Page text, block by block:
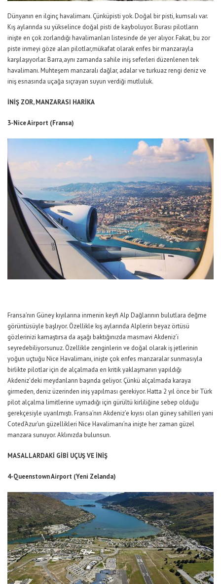
Dünyanın en ilginç havalimanı. Çünküpisti yok. Doğal bir pisti, kumsalı var.
Kış aylarında su yükselince doğal pisti de kayboluyor. Burası pilotların
inişte en çok zorlandığı havalimanları listesinde de yer alıyor. Fakat, bu zor
piste inmeyi göze alan pilotlar,mükafat olarak enfes bir manzarayla
karşılaşıyorlar. Barra,aynı zamanda sahile iniş seferleri düzenlenen tek
havalimanı. Muhteşem manzaralı dağlar, adalar ve turkuaz rengi deniz ve
iniş esnasında uçağa sıçrayan suyun verdiği mutluluk.
İNİŞ ZOR, MANZARASI HARİKA
3-Nice Airport (Fransa)
Fransa’nın Güney kıyılarına inmenin keyfi Alp Dağlarının bulutlara değme
görüntüsüyle başlıyor. Özellikle kış aylarında Alplerin beyaz örtüsü
gözlerinizi kamaştırsa da aşağı baktığınızda masmavi Akdeniz’i
seyredebiliyorsunuz. Özellikle zenginlerin ve doğal olarak iş jetlerinin
yoğun uçtuğu Nice Havalimanı, inişte çok enfes manzaralar sunmasıyla
birlikte pilotlar için de alçalmada en kritik yaklaşmanın yapıldığı
Akdeniz’deki meydanların başında geliyor. Çünkü alçalmada karaya
girmeden, deniz üzerinden iniş yapılması gerekiyor. Hatta 2 yıl önce bir Türk
pilot alçalma limitlerine uymadığı için gürültü kirliliğine sebep olduğu
gerekçesiyle uyarılmıştı. Fransa’nın Akdeniz’e kıyısı olan güney sahilleri yani
Coted‘Azur’un güzellikleri Nice Havalimanı’na inişte her zaman güzel
manzara sunuyor. Aklınızda bulunsun.
MASALLARDAKİ GİBİ UÇUŞ VE İNİŞ
4-Queenstown Airport (Yeni Zelanda)